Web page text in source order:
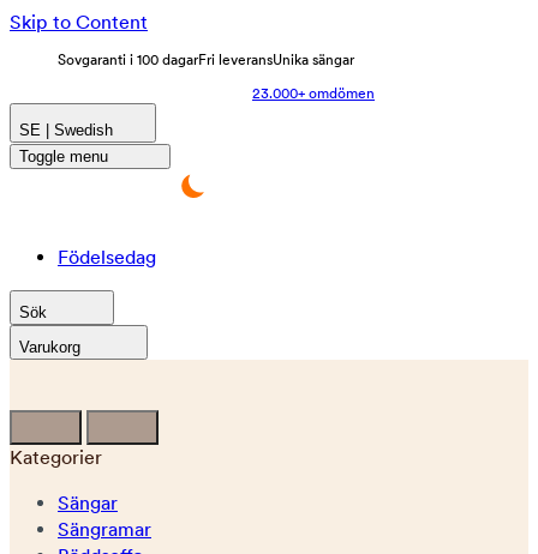
Skip to Content
Sovgaranti i 100 dagarFri leveransUnika sängar
23.000+ omdömen
SE | Swedish
Toggle menu
Födelsedag
Sök
Varukorg
Kategorier
Sängar
Sängramar